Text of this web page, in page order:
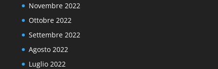
Novembre 2022
Ottobre 2022
Settembre 2022
Agosto 2022
Luglio 2022